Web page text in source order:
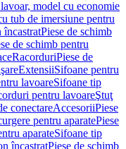
model cu economie
tub de imersiune pentru
încastratPiese de schimb
de schimb pentru
RacorduriPiese de
ExtensiiSifoane pentru
lavoareSifoane tip
pentru lavoareŞtuţ
conectareAccesoriiPiese
pentru aparatePiese
aparateSifoane tip
încastratPiese de schimb